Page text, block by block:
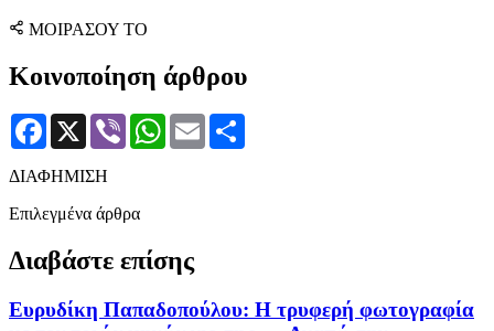
ΜΟΙΡΑΣΟΥ ΤΟ
Κοινοποίηση άρθρου
Facebook
X Viber WhatsApp
Email
ΔΙΑΦΗΜΙΣΗ
Επιλεγμένα άρθρα
Διαβάστε επίσης
Ευρυδίκη Παπαδοπούλου: Η τρυφερή φωτογραφία